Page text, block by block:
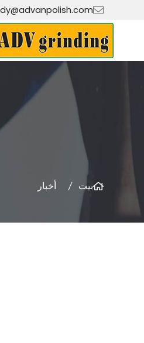
بيت أخبار